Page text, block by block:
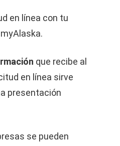
en línea con tu
que recibe al
en línea sirve
presentación
se pueden